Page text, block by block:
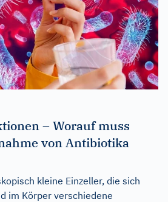
– Worauf muss
von Antibiotika
kleine Einzeller, die sich
im Körper verschiedene